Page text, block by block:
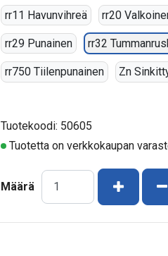
rr11 Havunvihreä
rr20
rr29 Punainen rr32
rr750 Tiilenpunainen Zn
Tuotekoodi: 50605
Tuotetta on verkkokaupan
Määrä Kasvata